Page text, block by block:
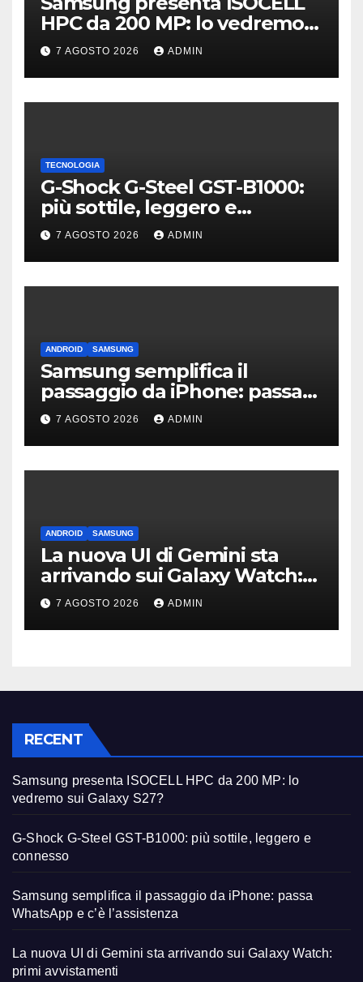
HPC da 200 MP: lo vedremo
sui Galaxy S27?
7 AGOSTO 2026 ADMIN
TECNOLOGIA
G-Shock G-Steel GST-B1000:
più sottile, leggero e
connesso
7 AGOSTO 2026 ADMIN
ANDROID SAMSUNG
Samsung semplifica il
passaggio da iPhone: passa
WhatsApp e c’è l’assistenza
7 AGOSTO 2026 ADMIN
ANDROID SAMSUNG
La nuova UI di Gemini sta
arrivando sui Galaxy Watch:
primi avvistamenti
7 AGOSTO 2026 ADMIN
RECENT
Samsung presenta ISOCELL HPC da 200 MP: lo
vedremo sui Galaxy S27?
G-Shock G-Steel GST-B1000: più sottile, leggero e
connesso
Samsung semplifica il passaggio da iPhone: passa
WhatsApp e c’è l’assistenza
La nuova UI di Gemini sta arrivando sui Galaxy Watch:
primi avvistamenti